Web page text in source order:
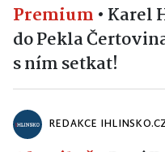
Premium • Karel
do Pekla
s ním setkat!
REDAKCE